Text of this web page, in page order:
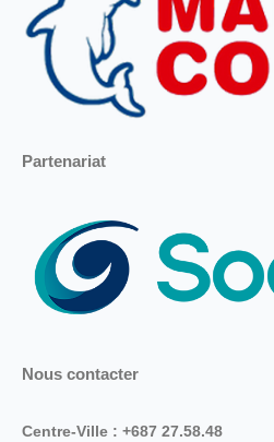
Partenariat
Nous contacter
Centre-Ville : +687 27.58.48